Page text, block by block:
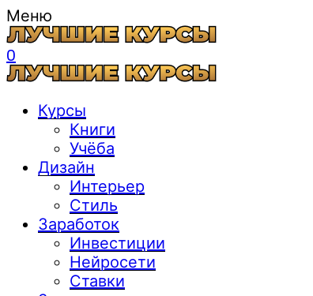
Меню
0
Курсы
Книги
Учёба
Дизайн
Интерьер
Стиль
Заработок
Инвестиции
Нейросети
Ставки